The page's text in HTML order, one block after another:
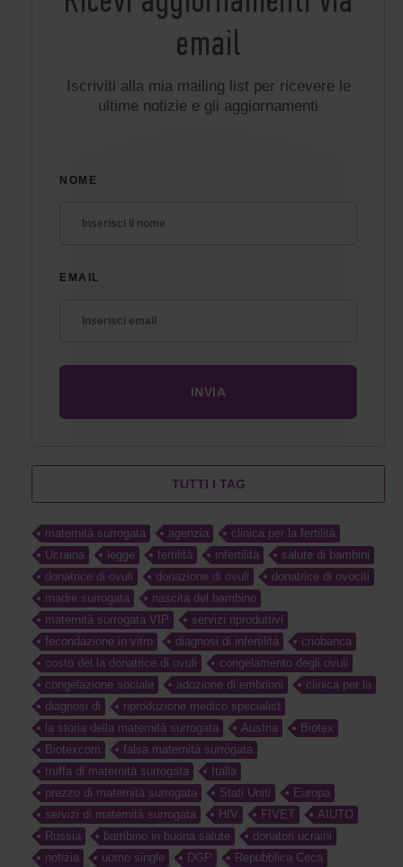
email
Iscriviti alla mia mailing list per ricevere le
ultime notizie e gli aggiornamenti
NOME
EMAIL
TUTTI I TAG
maternità surrogata agenzia
clinica per la fertilità
Ucraina
legge fertilità infertilità
salute di bambini
donatrice di ovuli
donazione di ovuli
donatrice di ovociti
madre surrogata
nascita del bambino
maternità surrogata VIP
servizi riproduttivi
fecondazione in vitro
diagnosi di infertilità
criobanca
costo del la donatrice di ovuli
congelamento degli ovuli
congelazione sociale
adozione di embrioni
clinica per la
diagnosi di
riproduzione medico specialist
la storia della maternità surrogata
Austria
Biotex
Biotexcom
falsa maternità surrogata
truffa di maternità surrogata
Italia
prezzo di maternità surrogata
Stati Uniti
Europa
servizi di maternità surrogata
HIV FIVET
AIUTO
Russia
bambino in buona salute
donatori ucraini
notizia
uomo single DGP Repubblica Ceca